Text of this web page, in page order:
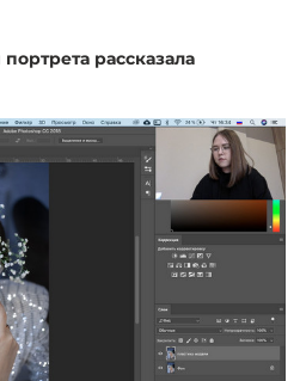
рассказала